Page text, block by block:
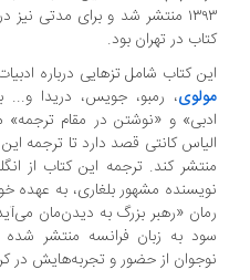
۱۳۹۳ منتشر شد و برای مدتی
کتاب در تهران بود.
این کتاب شامل تزهایی درباره
مولوی، رمبو، جویس، دریدا
ادبی» و «نوشتن در مقام ترجمه»
منتشر کند. ترجمه این کتاب از
نویسنده مشهور بلغاری، به عهده
رمان «رهبر بزرگ به دیدن‌مان
سود به زبان فرانسه منتشر
نوجوان از حضور و تجربه‌هایش در